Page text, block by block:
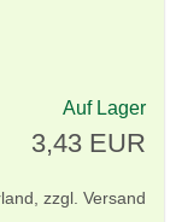
Auf Lager
3,43 EUR
zzgl. Versand